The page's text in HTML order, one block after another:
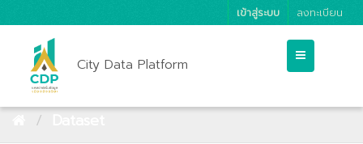
เข้าสู่ระบบ ลงทะเบียน
City Data Platform